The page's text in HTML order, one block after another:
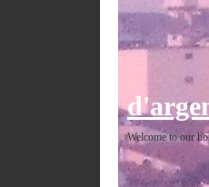
Welcome to our